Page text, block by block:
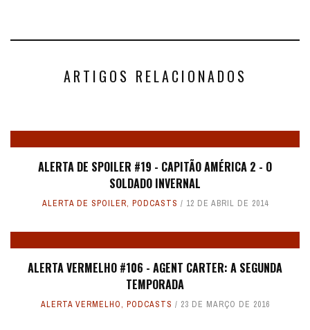
ARTIGOS RELACIONADOS
ALERTA DE SPOILER #19 - CAPITÃO AMÉRICA 2 - O
SOLDADO INVERNAL
ALERTA DE SPOILER, PODCASTS 12 DE ABRIL DE 2014
ALERTA VERMELHO #106 - AGENT CARTER: A SEGUNDA
TEMPORADA
ALERTA VERMELHO, PODCASTS 23 DE MARÇO DE 2016